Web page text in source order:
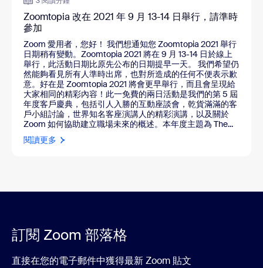
Zoomtopia 改在 2021 年 9 月 13-14 日舉行，請準時
參加
Zoom 愛用者，您好！ 我們想通知您 Zoomtopia 2021 舉行
日期稍有變動。Zoomtopia 2021 將在 9 月 13-14 日於線上
舉行，此活動日期比原先公布的日期提早一天。 我們希望仍
然能夠看見所有人準時出席，也對所造成的任何不便表示歉
意。好在是 Zoomtopia 2021 將會更早舉行，而且會呈現給
大家相同的精彩內容！此一免費的兩日活動是我們的第 5 屆
年度客戶慶典，包括引人入勝的互動座談會，乾貨滿滿的客
戶小組討論，世界知名客座演講人的精彩演講，以及關於
Zoom 如何協助建立職場未來的概述。本年度主題為 The...
閱讀更多
訂閱 Zoom 部落格
直接在您的電子郵件中獲得最新 Zoom 貼文